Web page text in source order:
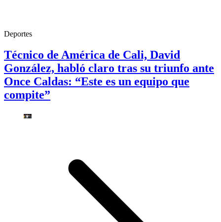
Deportes
Técnico de América de Cali, David
González, habló claro tras su triunfo ante
Once Caldas: “Este es un equipo que
compite”